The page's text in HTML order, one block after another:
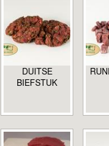
DUITSE
BIEFSTUK